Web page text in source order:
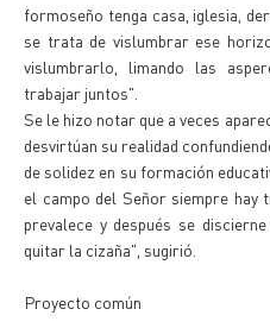
formoseño tenga casa, iglesia,
se trata de vislumbrar ese
vislumbrarlo, limando las
trabajar juntos".
Se le hizo notar que a veces
desvirtúan su realidad
de solidez en su formación
el campo del Señor siempre hay
prevalece y después se
quitar la cizaña", sugirió.
Proyecto común